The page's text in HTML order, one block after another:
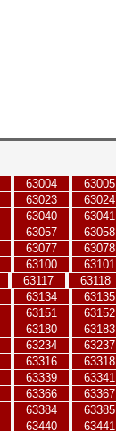
63004 63005
63023 63024
63040 63041
63057 63058
63077 63078
63100 63101
63117 63118
63134 63135
63151 63152
63180 63183
63234 63237
63316 63318
63339 63341
63366 63367
63384 63385
63440 63441